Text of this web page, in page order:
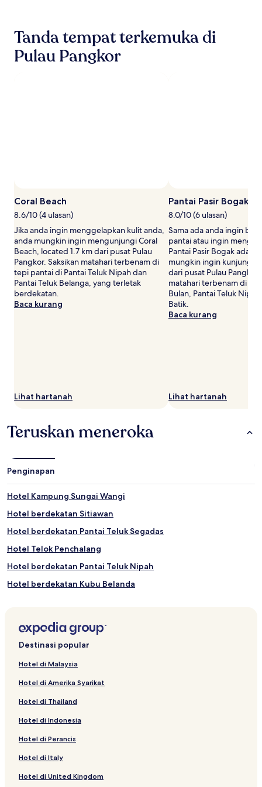
Harga
dan
ketersediaan
Tanda tempat terkemuka di
Pulau Pangkor
Terbuka
oleh
Monica
Fong
Coral Beach
8.6/10 (4 ulasan)
Jika anda ingin menggelapkan kulit anda,
anda mungkin ingin mengunjungi Coral
Beach, located 1.7 km dari pusat Pulau
Pangkor. Saksikan matahari terbenam di
tepi pantai di Pantai Teluk Nipah dan
Pantai Teluk Belanga, yang terletak
berdekatan.
Baca kurang
Lihat hartanah
Pantai Pasir Bogak
8.0/10 (6 ulasan)
Sama ada anda ingin
pantai atau ingin
Pantai Pasir Bogak
mungkin ingin kunjungi,
dari pusat Pulau
matahari terbenam di
Bulan, Pantai Teluk
Batik.
Baca kurang
Lihat hartanah
Teruskan meneroka
Penginapan
Hotel Kampung Sungai Wangi
Hotel berdekatan Sitiawan
Hotel berdekatan Pantai Teluk Segadas
Hotel Telok Penchalang
Hotel berdekatan Pantai Teluk Nipah
Hotel berdekatan Kubu Belanda
Hotel 2 bintang di Seri Manjung
Hotel Murah di Teluk Nipah
Hotel berdekatan Kuil Hindu
Hotel berdekatan Jeti Damai Laut
Hotel Taman Tok Perdana
Hotel Kampung Kayan
Hotel Taman Acheh Jaya
Destinasi popular
Hotel di Malaysia
Hotel di Amerika Syarikat
Hotel di Thailand
Hotel di Indonesia
Hotel di Perancis
Hotel di Italy
Hotel di United Kingdom